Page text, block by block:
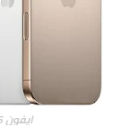
ايفون 16 برو iPhone 16 Pro